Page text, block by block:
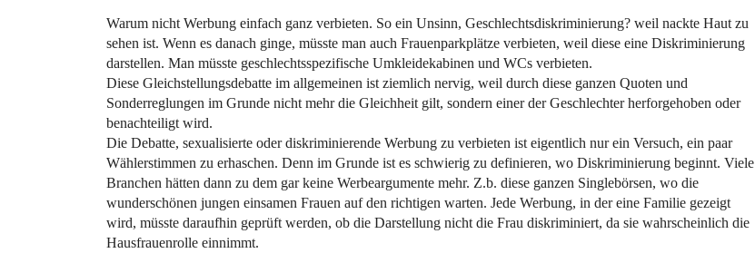
Warum nicht Werbung einfach ganz verbieten. So ein Unsinn, Geschlechtsdiskriminierung? weil nackte Haut zu
sehen ist. Wenn es danach ginge, müsste man auch Frauenparkplätze verbieten, weil diese eine Diskriminierung
darstellen. Man müsste geschlechtsspezifische Umkleidekabinen und WCs verbieten.
Diese Gleichstellungsdebatte im allgemeinen ist ziemlich nervig, weil durch diese ganzen Quoten und
Sonderreglungen im Grunde nicht mehr die Gleichheit gilt, sondern einer der Geschlechter herforgehoben oder
benachteiligt wird.
Die Debatte, sexualisierte oder diskriminierende Werbung zu verbieten ist eigentlich nur ein Versuch, ein paar
Wählerstimmen zu erhaschen. Denn im Grunde ist es schwierig zu definieren, wo Diskriminierung beginnt. Viele
Branchen hätten dann zu dem gar keine Werbeargumente mehr. Z.b. diese ganzen Singlebörsen, wo die
wunderschönen jungen einsamen Frauen auf den richtigen warten. Jede Werbung, in der eine Familie gezeigt
wird, müsste daraufhin geprüft werden, ob die Darstellung nicht die Frau diskriminiert, da sie wahrscheinlich die
Hausfrauenrolle einnimmt.